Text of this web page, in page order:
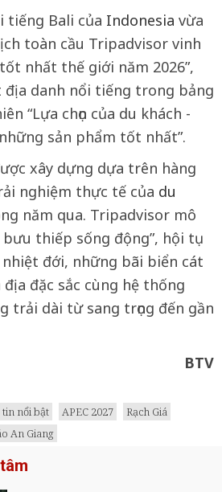
tiếng Bali của Indonesia vừa
toàn cầu Tripadvisor vinh
nhất thế giới năm 2026”,
danh nổi tiếng trong bảng
“Lựa chọn của du khách -
sản phẩm tốt nhất”.
xây dựng dựa trên hàng
nghiệm thực tế của du
năm qua. Tripadvisor mô
thiếp sống động”, hội tụ
đới, những bãi biển cát
đặc sắc cùng hệ thống
trải dài từ sang trọng đến gần
BTV
tin nổi bật APEC 2027
Rạch Giá
An Giang